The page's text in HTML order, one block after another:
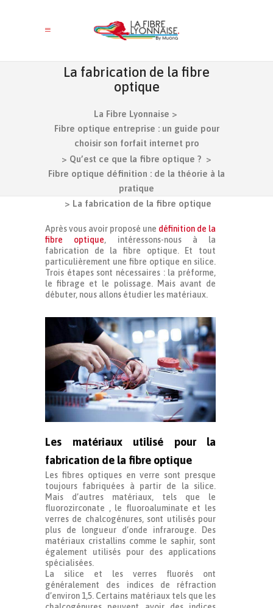
La fabrication de la fibre
optique
La Fibre Lyonnaise >
Fibre optique entreprise : un guide pour
choisir son forfait internet pro
> Qu’est ce que la fibre optique ? >
Fibre optique définition : de la théorie à la
pratique
> La fabrication de la fibre optique
Après vous avoir proposé une définition de la
fibre optique, intéressons-nous à la
fabrication de la fibre optique. Et tout
particulièrement une fibre optique en silice.
Trois étapes sont nécessaires : la préforme,
le fibrage et le polissage. Mais avant de
débuter, nous allons étudier les matériaux.
Les matériaux utilisé pour la
fabrication de la fibre optique
Les fibres optiques en verre sont presque
toujours fabriquées à partir de la silice.
Mais d’autres matériaux, tels que le
fluorozirconate , le fluoroaluminate et les
verres de chalcogénures, sont utilisés pour
plus de longueur d’onde infrarouge. Des
matériaux cristallins comme le saphir, sont
également utilisés pour des applications
spécialisées.
La silice et les verres fluorés ont
généralement des indices de réfraction
d’environ 1,5. Certains matériaux tels que les